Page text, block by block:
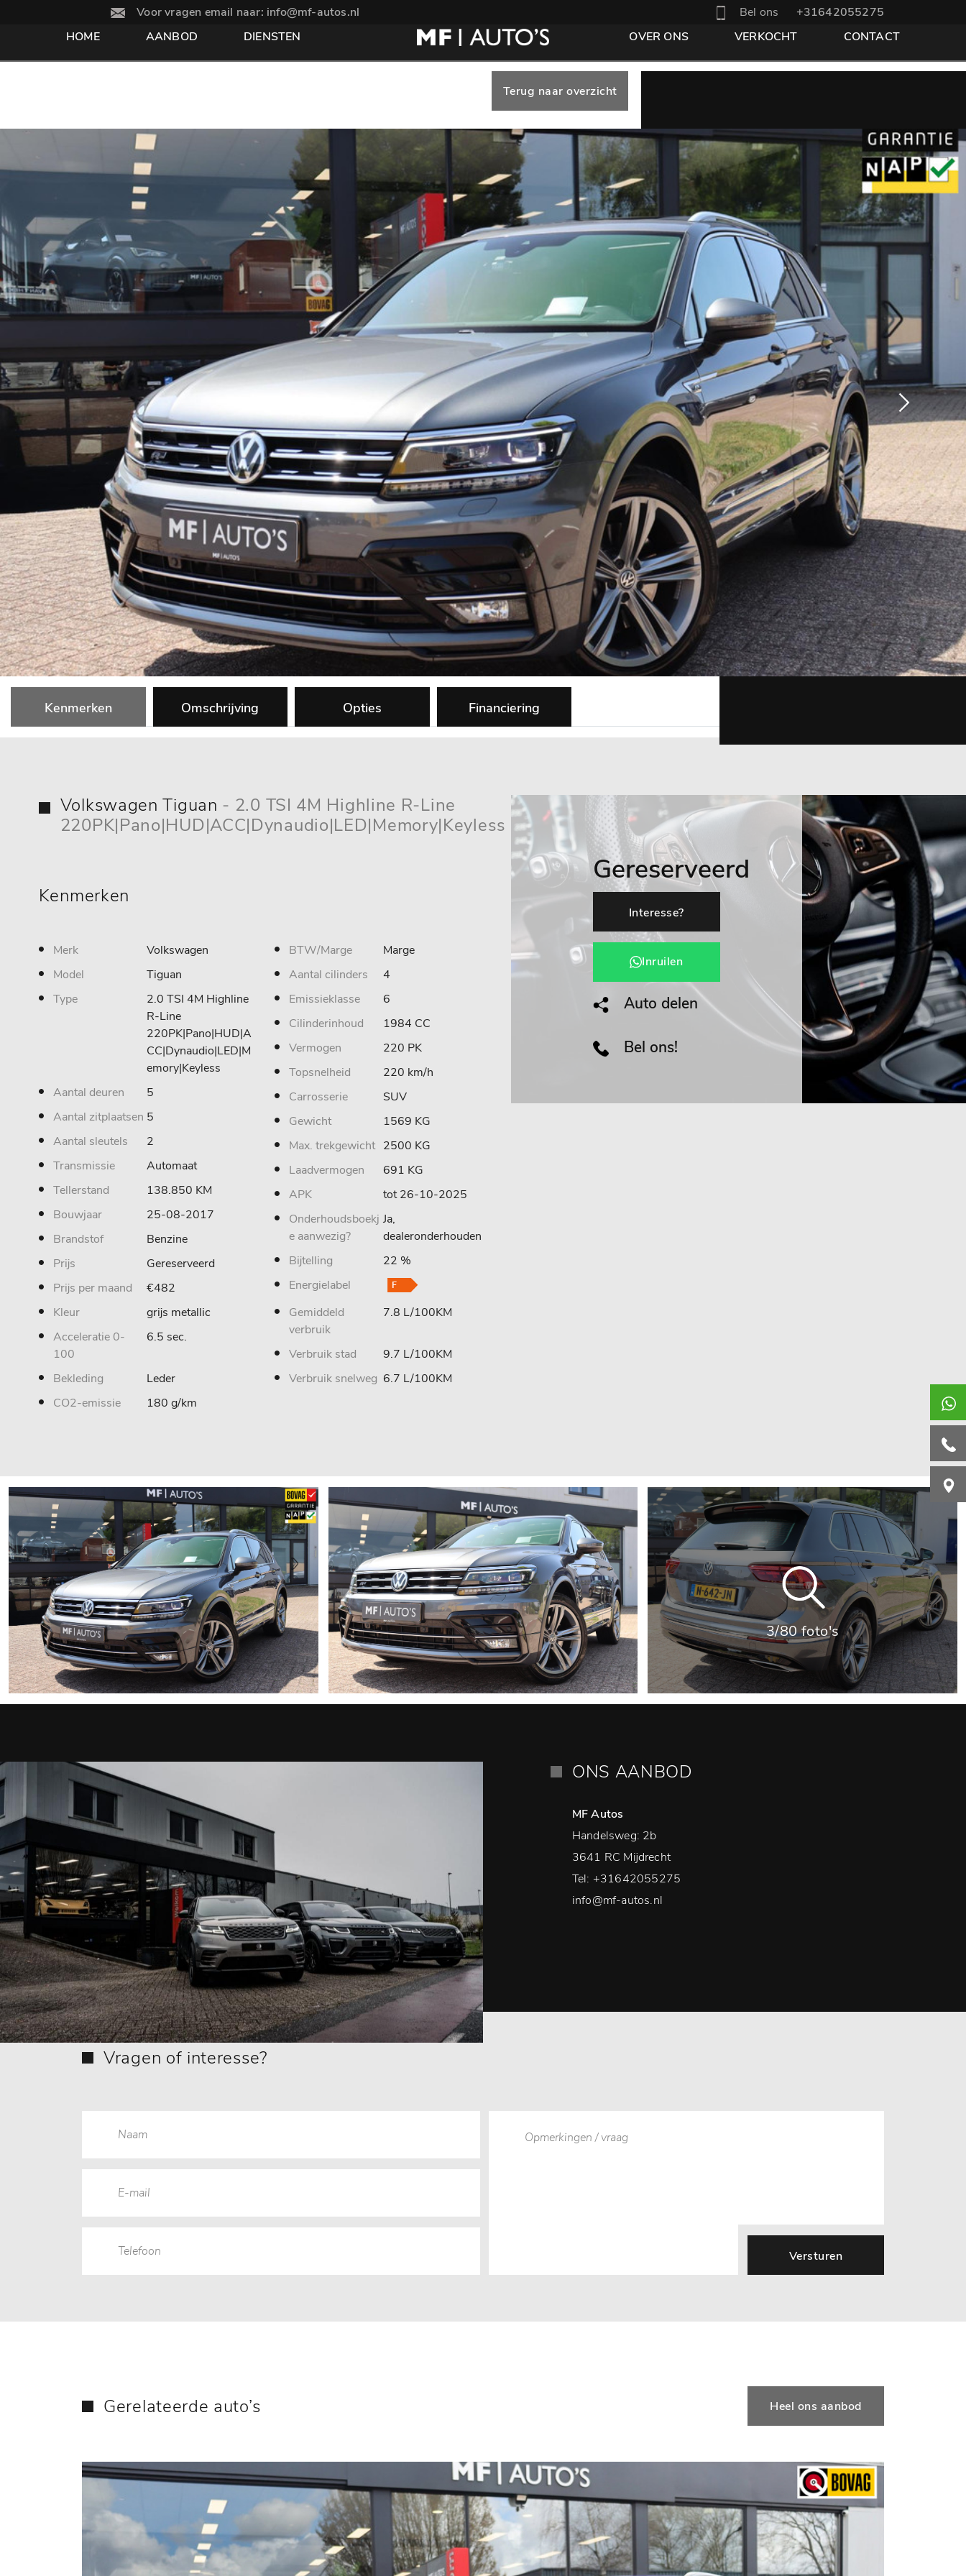
Voor vragen email naar: info@mf-autos.nl Bel ons
+31642055275
HOME
AANBOD DIENSTEN OVER ONS VERKOCHT CONTACT
Terug naar overzicht
Kenmerken Omschrijving Opties Financiering
Volkswagen Tiguan - 2.0 TSI 4M Highline R-Line
220PK|Pano|HUD|ACC|Dynaudio|LED|Memory|Keyless
Kenmerken
Merk
Volkswagen
Model
Tiguan
Type
2.0 TSI 4M Highline
R-Line
220PK|Pano|HUD|A
CC|Dynaudio|LED|M
emory|Keyless
Aantal deuren
5
Aantal zitplaatsen 5
Aantal sleutels
2
Transmissie
Automaat
Tellerstand
138.850 KM
Bouwjaar
25-08-2017
Brandstof
Benzine
Prijs
Gereserveerd
Prijs per maand
€482
Kleur
grijs metallic
Acceleratie 0-
100
6.5 sec.
Bekleding
Leder
CO2-emissie
180 g/km
BTW/Marge
Marge
Aantal cilinders
4
Emissieklasse
6
Cilinderinhoud
1984 CC
Vermogen
220 PK
Topsnelheid
220 km/h
Carrosserie
SUV
Gewicht
1569 KG
Max. trekgewicht 2500 KG
Laadvermogen
691 KG
APK
tot 26-10-2025
Onderhoudsboekj
e aanwezig?
Ja,
dealeronderhouden
Bijtelling
22 %
Energielabel
Gemiddeld
verbruik
7.8 L/100KM
Verbruik stad
9.7 L/100KM
Verbruik snelweg 6.7 L/100KM
Gereserveerd
Interesse?
Inruilen
Auto delen
Bel ons!
3/80 foto's
ONS AANBOD
MF Autos
Handelsweg: 2b
3641 RC Mijdrecht
Tel: +31642055275
info@mf-autos.nl
Vragen of interesse?
Versturen
Gerelateerde auto’s Heel ons aanbod